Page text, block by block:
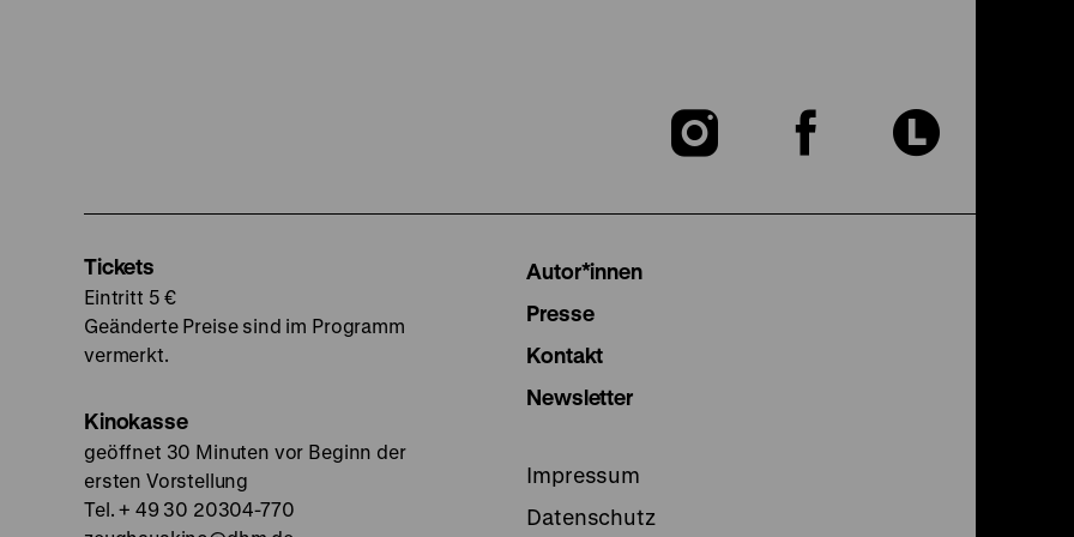
Zu
Zu
Zu
Tickets
Eintritt 5 €
Geänderte Preise sind im Programm
vermerkt.
Kinokasse
geöffnet 30 Minuten vor Beginn der
ersten Vorstellung
Tel. + 49 30 20304-770
Autor*innen
Presse
Kontakt
Newsletter
Impressum
Datenschutz